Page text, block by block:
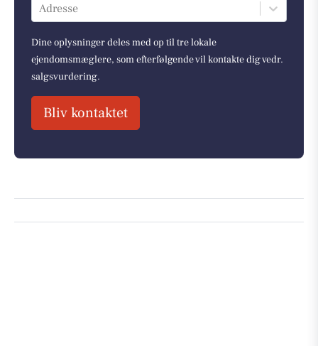
Adresse
Dine oplysninger deles med op til tre lokale
ejendomsmæglere, som efterfølgende vil kontakte dig vedr.
salgsvurdering.
Bliv kontaktet